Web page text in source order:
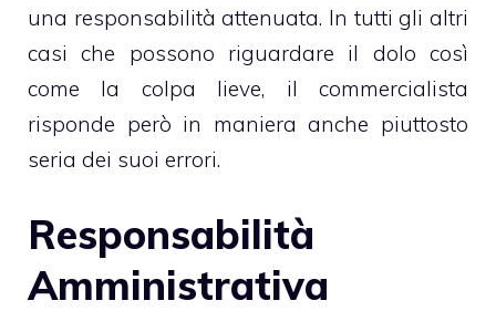
una responsabilità attenuata. In tutti gli altri
casi che possono riguardare il dolo così
come la colpa lieve, il commercialista
risponde però in maniera anche piuttosto
seria dei suoi errori.
Responsabilità
Amministrativa